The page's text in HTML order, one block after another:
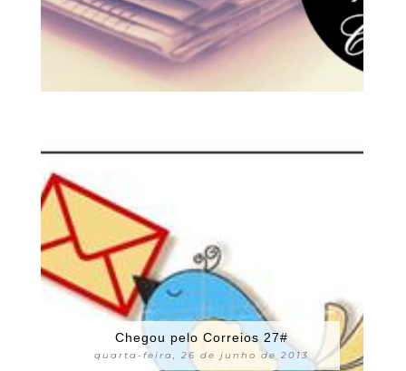
Chegou pelo Correios 27#
quarta-feira, 26 de junho de 2013